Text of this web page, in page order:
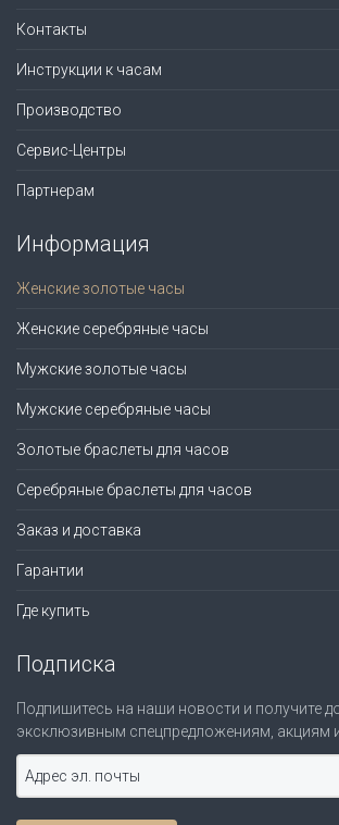
Контакты
Инструкции к часам
Производство
Сервис-Центры
Партнерам
Информация
Женские золотые часы
Женские серебряные часы
Мужские золотые часы
Мужские серебряные часы
Золотые браслеты для часов
Серебряные браслеты для часов
Заказ и доставка
Гарантии
Где купить
Подписка
Подпишитесь на наши новости и получите
эксклюзивным спецпредложениям, акциям